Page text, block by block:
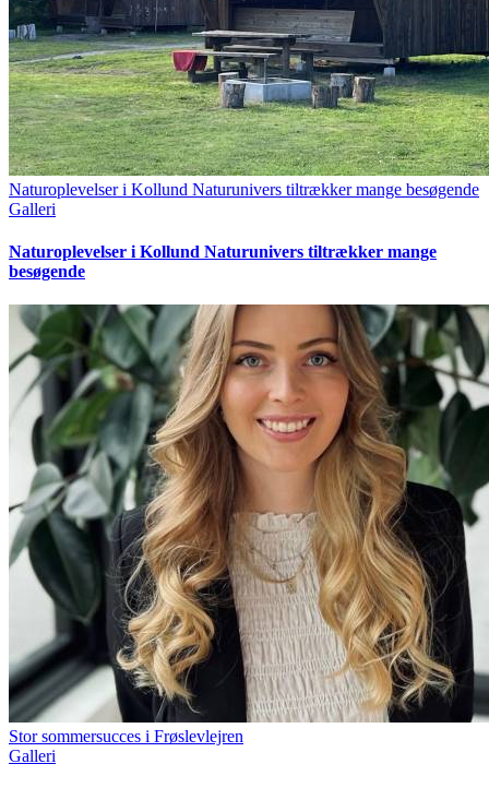
Naturoplevelser i Kollund Naturunivers tiltrækker mange besøgende
Galleri
Naturoplevelser i Kollund Naturunivers tiltrækker mange
besøgende
Stor sommersucces i Frøslevlejren
Galleri